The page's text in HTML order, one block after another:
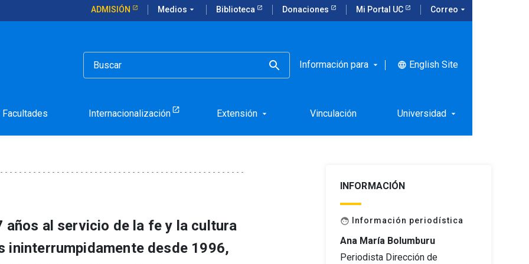
ADMISIÓN Medios arrow_drop_down Biblioteca Donaciones Mi Portal UC Correo arrow_drop_down
Información para arrow_drop_down language English Site
Facultades Internacionalización Extensión arrow_drop_down Vinculación Universidad arrow_drop_down
clave y necesaria para la vida
años al servicio de la fe y la cultura
ininterrumpidamente desde 1996,
INFORMACIÓN
face Información periodística
Ana María Bolumburu
Periodista Dirección de